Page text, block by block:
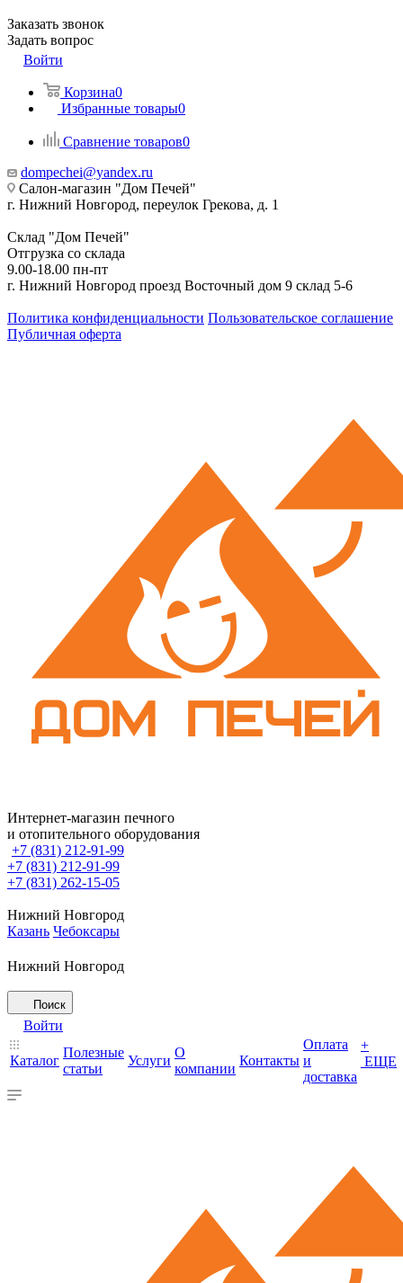
Заказать звонок
Задать вопрос
Войти
Корзина0
Избранные товары0
Сравнение товаров0
dompechei@yandex.ru
Салон-магазин "Дом Печей"
г. Нижний Новгород, переулок Грекова, д. 1
Склад "Дом Печей"
Отгрузка со склада
9.00-18.00 пн-пт
г. Нижний Новгород проезд Восточный дом 9 склад 5-6
Политика конфиденциальности Пользовательское соглашение
Публичная оферта
Интернет-магазин печного
и отопительного оборудования
+7 (831) 212-91-99
+7 (831) 212-91-99
+7 (831) 262-15-05
Нижний Новгород
Казань Чебоксары
Нижний Новгород
Поиск
Войти
Каталог
Полезные
статьи
Услуги
О
компании
Контакты
Оплата
и
доставка
+
ЕЩЕ